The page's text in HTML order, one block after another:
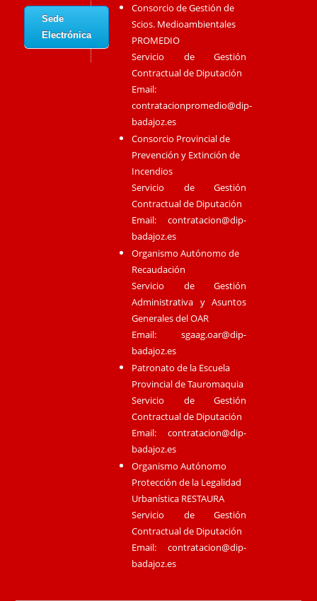
Sede
Electrónica
Consorcio de Gestión de
Scios. Medioambientales
PROMEDIO
Servicio de Gestión
Contractual de Diputación
Email:
contratacionpromedio@dip-
badajoz.es
Consorcio Provincial de
Prevención y Extinción de
Incendios
Servicio de Gestión
Contractual de Diputación
Email:contratacion@dip-
badajoz.es
Organismo Autónomo de
Recaudación
Servicio de Gestión
Administrativa y Asuntos
Generales del OAR
Email:sgaag.oar@dip-
badajoz.es
Patronato de la Escuela
Provincial de Tauromaquia
Servicio de Gestión
Contractual de Diputación
Email:contratacion@dip-
badajoz.es
Organismo Autónomo
Protección de la Legalidad
Urbanística RESTAURA
Servicio de Gestión
Contractual de Diputación
Email:contratacion@dip-
badajoz.es